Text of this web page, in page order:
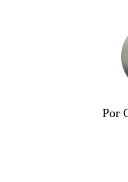
Por